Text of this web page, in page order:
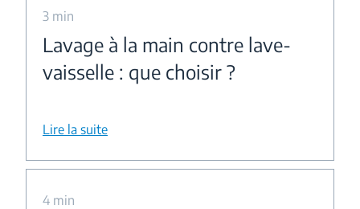
3 min
Lavage à la main contre lave-
vaisselle : que choisir ?
Lire la suite
4 min